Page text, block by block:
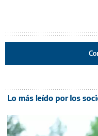
Lo más leído por los